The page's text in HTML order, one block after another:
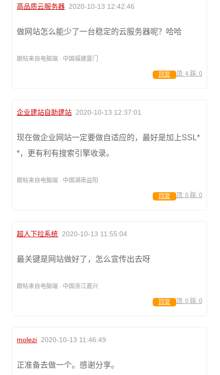
高品质云服务器 2020-10-13 12:42:46
做网站怎么能少了一台稳定的云服务器呢？哈哈
跟帖来自电脑端 · 中国福建厦门
顶: 4 踩: 0
回复
企业建站自助建站 2020-10-13 12:37:01
现在做企业网站一定要做自适应的，最好是加上SSL*
*，更有利有搜索引擎收录。
跟帖来自电脑端 · 中国湖南益阳
顶: 0 踩: 0
回复
超人下拉系统 2020-10-13 11:55:04
最关键是网站做好了，怎么宣传出去呀
跟帖来自电脑端 · 中国浙江嘉兴
顶: 0 踩: 0
回复
molezi 2020-10-13 11:46:49
正准备去做一个。感谢分享。